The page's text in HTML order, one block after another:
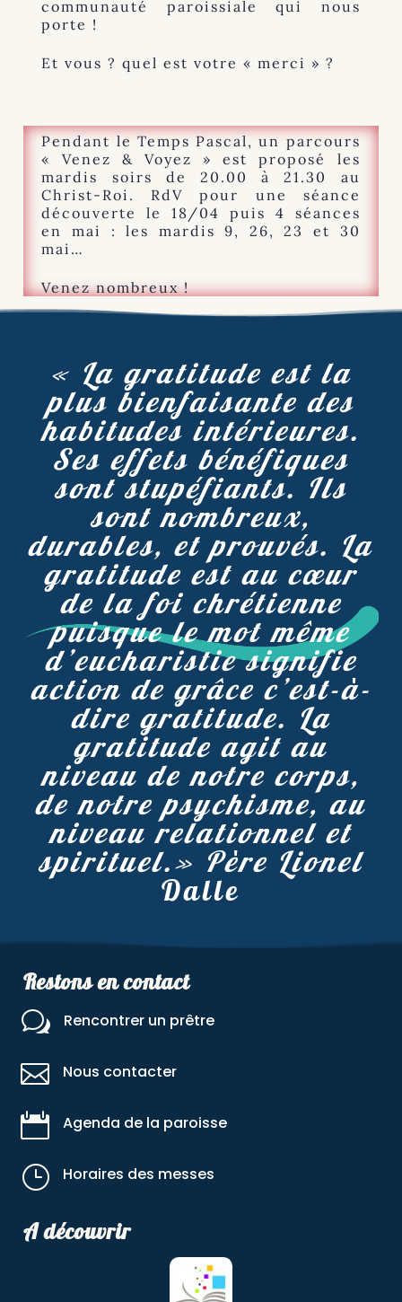
communauté paroissiale qui nous
porte !
Et vous ? quel est votre « merci » ?
Pendant le Temps Pascal, un parcours
« Venez & Voyez » est proposé les
mardis soirs de 20.00 à 21.30 au
Christ-Roi. RdV pour une séance
découverte le 18/04 puis 4 séances
en mai : les mardis 9, 26, 23 et 30
mai…
Venez nombreux !
« La gratitude est la
plus bienfaisante des
habitudes intérieures.
Ses effets bénéfiques
sont stupéfiants. Ils
sont nombreux,
durables, et prouvés. La
gratitude est au cœur
de la foi chrétienne
puisque le mot même
d’eucharistie signifie
action de grâce c’est-à-
dire gratitude. La
gratitude agit au
niveau de notre corps,
de notre psychisme, au
niveau relationnel et
spirituel.» Père Lionel
Dalle
Restons en contact
w Rencontrer un prêtre
 Nous contacter
 Agenda de la paroisse
} Horaires des messes
A découvrir